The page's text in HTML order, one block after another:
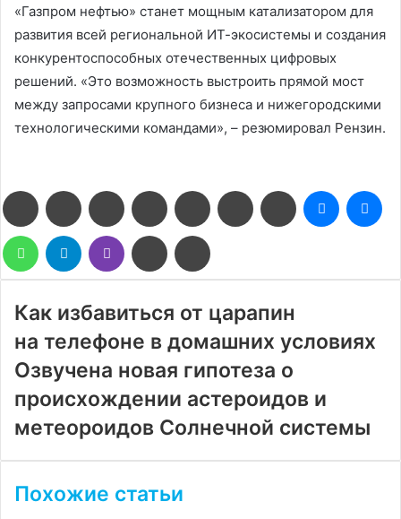
«Газпром нефтью» станет мощным катализатором для
развития всей региональной ИТ-экосистемы и создания
конкурентоспособных отечественных цифровых
решений. «Это возможность выстроить прямой мост
между запросами крупного бизнеса и нижегородскими
технологическими командами», – резюмировал Рензин.
FacebookTwitter LinkedIn Pinterest Reddit ВконтактеОдноклассники
Messenger
WhatsAppTelegram Viber
Поделиться
через
электронную
Как избавиться от царапин
на телефоне в домашних условиях
Озвучена новая гипотеза о
происхождении астероидов и
метеороидов Солнечной системы
Похожие статьи